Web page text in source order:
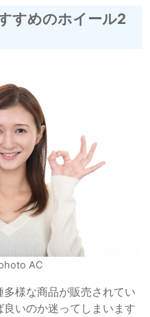
すめのホイール2
AC
様な商品が販売されてい
いのか迷ってしまいます